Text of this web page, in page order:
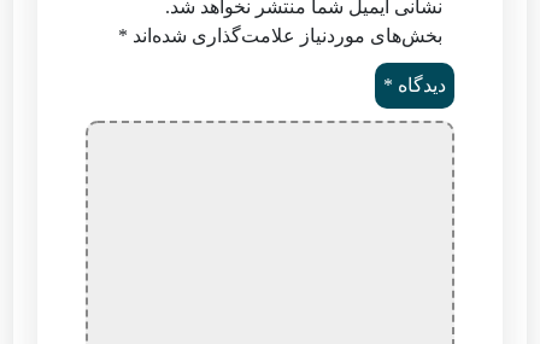
نشانی ایمیل شما منتشر نخواهد شد.
بخش‌های موردنیاز علامت‌گذاری شده‌اند *
دیدگاه *